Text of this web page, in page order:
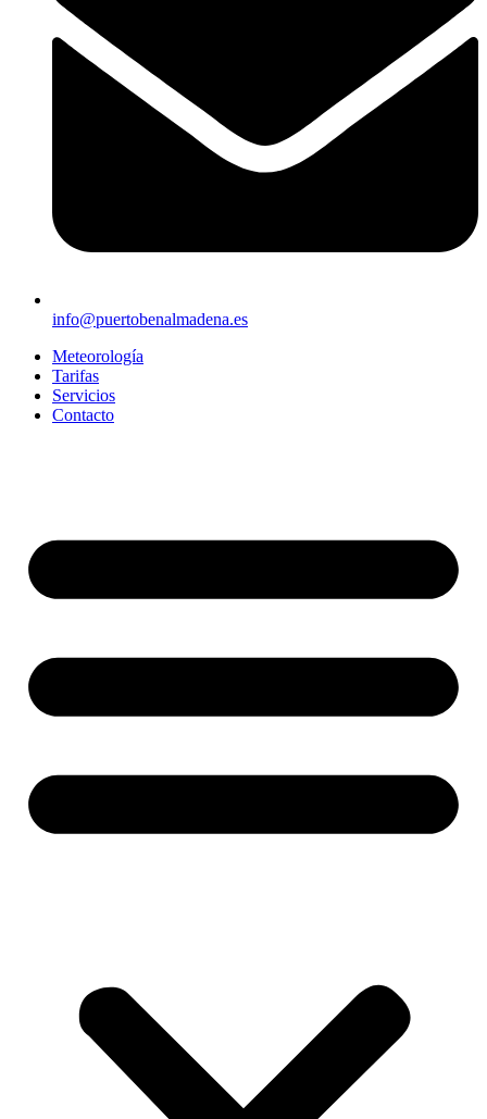
info@puertobenalmadena.es
Meteorología
Tarifas
Servicios
Contacto